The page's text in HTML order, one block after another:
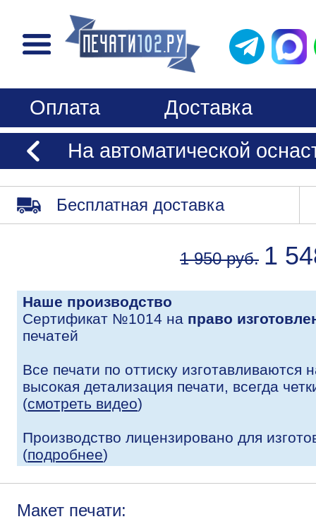
Оплата
Доставка
На автоматической
Бесплатная доставка
1 950 руб. 1
Наше производство
Сертификат №1014 на право
печатей
Все печати по оттиску
высокая детализация печати, всегда
(смотреть видео)
Производство лицензировано для
(подробнее)
Макет печати: